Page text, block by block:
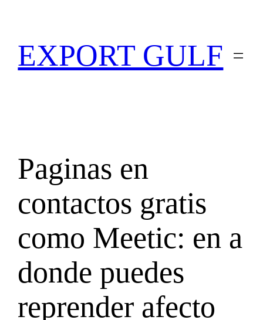
EXPORT GULF
Paginas en
contactos gratis
como Meetic: en a
donde puedes
reprender afecto